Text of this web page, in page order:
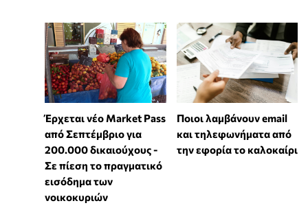
Έρχεται νέο Market Pass
από Σεπτέμβριο για
200.000 δικαιούχους -
Σε πίεση το πραγματικό
εισόδημα των
νοικοκυριών
Ποιοι λαμβάνουν email
και τηλεφωνήματα από
την εφορία το καλοκαίρι